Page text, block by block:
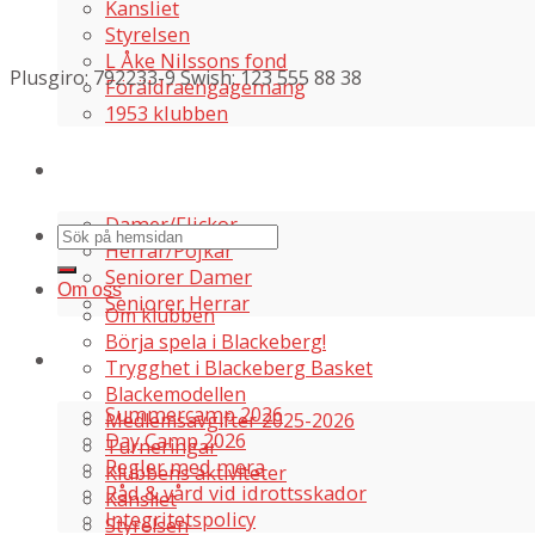
Kansliet
Styrelsen
L Åke Nilssons fond
Föräldraengagemang
1953 klubben
Damer/Flickor
Herrar/Pojkar
Seniorer Damer
Seniorer Herrar
Information
Summercamp 2026
Day Camp 2026
Regler med mera
Råd & vård vid idrottsskador
Integritetspolicy
Plusgiro: 792233-9 Swish: 123 555 88 38
Om oss
Om klubben
Börja spela i Blackeberg!
Trygghet i Blackeberg Basket
Blackemodellen
Medlemsavgifter 2025-2026
Turneringar
Klubbens aktiviteter
Kansliet
Styrelsen